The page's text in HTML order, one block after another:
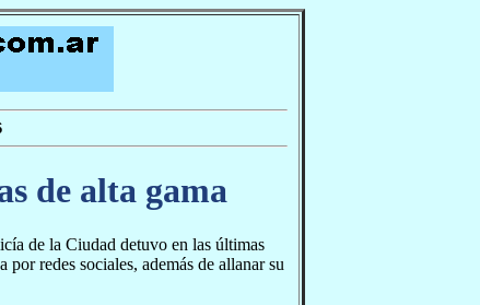
de alta gama
de la Ciudad detuvo en las últimas
redes sociales, además de allanar su